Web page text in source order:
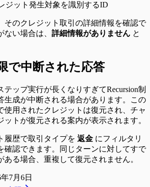
ジット発生対象を識別するID
そのクレジット取引の詳細情報を確認で
ない場合は、 詳細情報がありません と
で中断された応答
ップ実行が長くなりすぎてRecursion制
生成が中断される場合があります。この
使用されたクレジットは復元され、チャ
ットが復元される案内が表示されます。
履歴で取引タイプを 返金 にフィルタリ
確認できます。同じターンに対してすで
ある場合、重複して復元されません。
7月6日